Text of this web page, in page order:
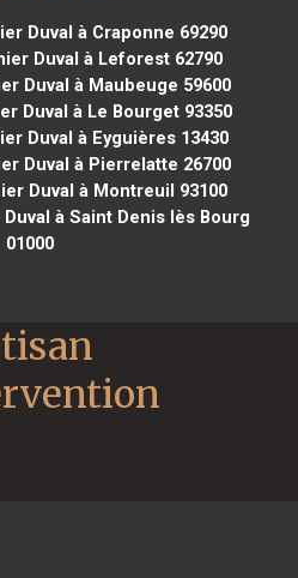
Duval à Craponne 69290
Duval à Leforest 62790
Duval à Maubeuge 59600
Duval à Le Bourget 93350
Duval à Eyguières 13430
Duval à Pierrelatte 26700
Duval à Montreuil 93100
à Saint Denis lès Bourg
01000